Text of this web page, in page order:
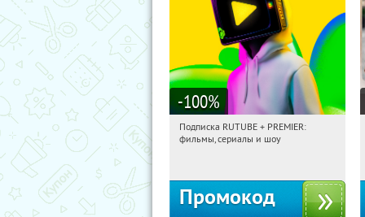
-100%
10:54:32 Получили:
Подписка RUTUBE + PREMIER:
фильмы, сериалы и шоу
Промокод